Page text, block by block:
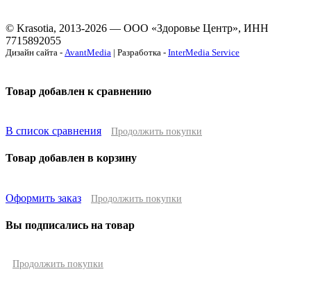
© Krasotia, 2013-2026 — ООО «Здоровье Центр», ИНН
7715892055
Дизайн сайта - AvantMedia | Разработка - InterMedia Service
Товар добавлен к сравнению
В список сравнения Продолжить покупки
Товар добавлен в корзину
Оформить заказ Продолжить покупки
Вы подписались на товар
Продолжить покупки